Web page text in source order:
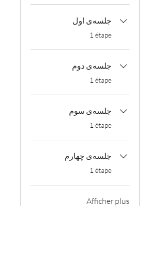
جلسه‌ی اول
1 étape
جلسه‌ی دوم
1 étape
جلسه‌ی سوم
1 étape
جلسه‌ی چهارم
1 étape
Afficher plus